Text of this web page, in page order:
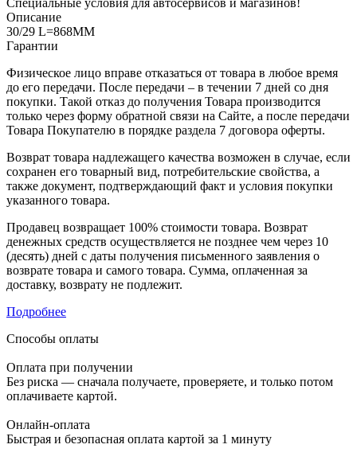
Специальные условия для автосервисов и магазинов!
Описание
30/29 L=868MM
Гарантии
Физическое лицо вправе отказаться от товара в любое время
до его передачи. После передачи – в течении 7 дней со дня
покупки. Такой отказ до получения Товара производится
только через форму обратной связи на Сайте, а после передачи
Товара Покупателю в порядке раздела 7 договора оферты.
Возврат товара надлежащего качества возможен в случае, если
сохранен его товарный вид, потребительские свойства, а
также документ, подтверждающий факт и условия покупки
указанного товара.
Продавец возвращает 100% стоимости товара. Возврат
денежных средств осуществляется не позднее чем через 10
(десять) дней с даты получения письменного заявления о
возврате товара и самого товара. Сумма, оплаченная за
доставку, возврату не подлежит.
Подробнее
Способы оплаты
Оплата при получении
Без риска — сначала получаете, проверяете, и только потом
оплачиваете картой.
Онлайн-оплата
Быстрая и безопасная оплата картой за 1 минуту